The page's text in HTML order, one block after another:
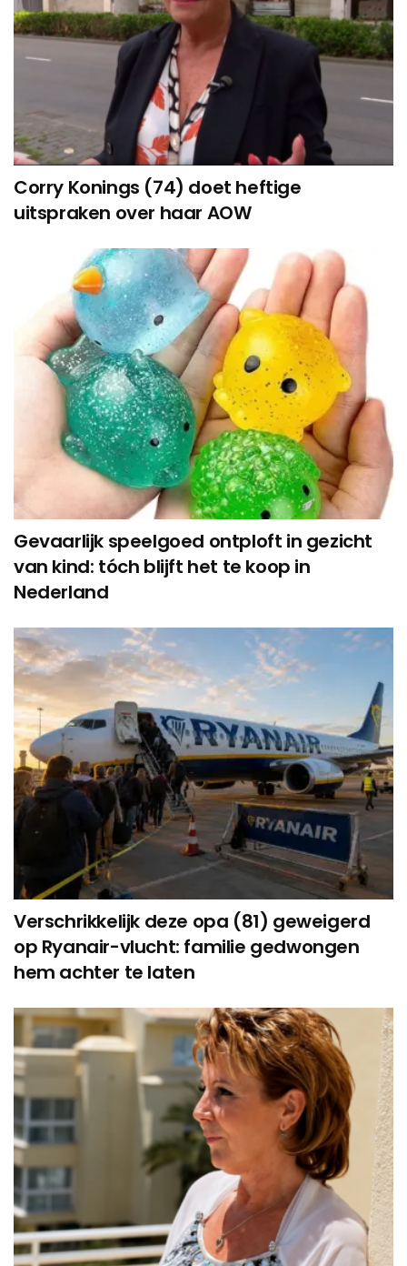
Corry Konings (74) doet heftige
uitspraken over haar AOW
Gevaarlijk speelgoed ontploft in gezicht
van kind: tóch blijft het te koop in
Nederland
Verschrikkelijk deze opa (81) geweigerd
op Ryanair-vlucht: familie gedwongen
hem achter te laten